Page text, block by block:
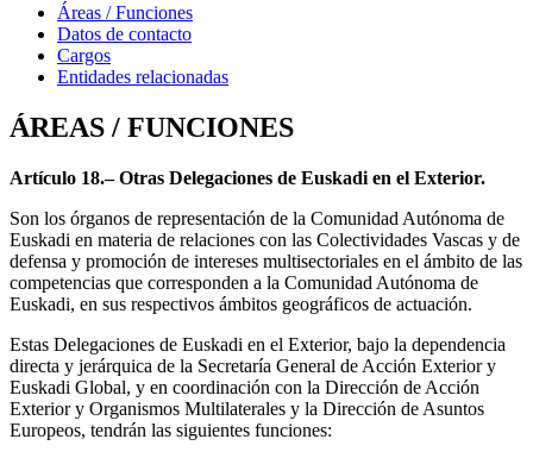
Áreas / Funciones
Datos de contacto
Cargos
Entidades relacionadas
ÁREAS / FUNCIONES
Artículo 18.– Otras Delegaciones de Euskadi en el Exterior.
Son los órganos de representación de la Comunidad Autónoma de
Euskadi en materia de relaciones con las Colectividades Vascas y de
defensa y promoción de intereses multisectoriales en el ámbito de las
competencias que corresponden a la Comunidad Autónoma de
Euskadi, en sus respectivos ámbitos geográficos de actuación.
Estas Delegaciones de Euskadi en el Exterior, bajo la dependencia
directa y jerárquica de la Secretaría General de Acción Exterior y
Euskadi Global, y en coordinación con la Dirección de Acción
Exterior y Organismos Multilaterales y la Dirección de Asuntos
Europeos, tendrán las siguientes funciones: